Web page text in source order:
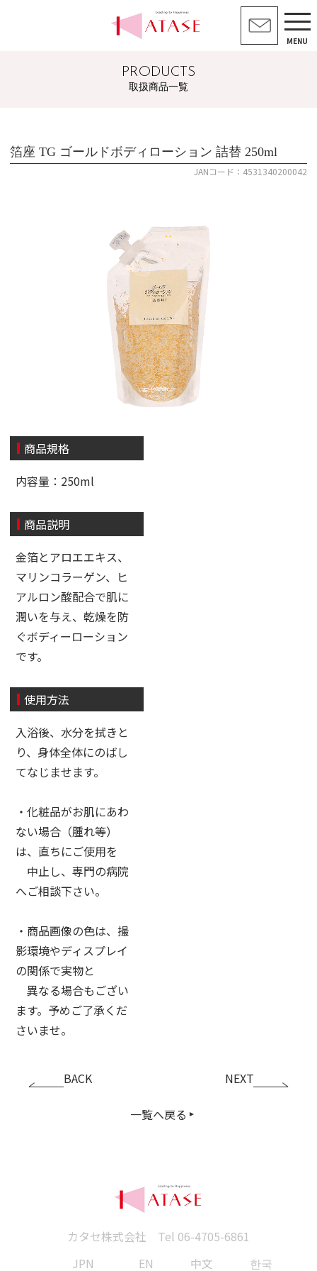
MENU
PRODUCTS
取扱商品一覧
箔座 TG ゴールドボディローション 詰替 250ml
JANコード：4531340200042
商品規格
内容量：250ml
商品説明
金箔とアロエエキス、
マリンコラーゲン、ヒ
アルロン酸配合で肌に
潤いを与え、乾燥を防
ぐボディーローション
です。
使用方法
入浴後、水分を拭きと
り、身体全体にのばし
てなじませます。
・化粧品がお肌にあわ
ない場合（腫れ等）
は、直ちにご使用を
中止し、専門の病院
へご相談下さい。
・商品画像の色は、撮
影環境やディスプレイ
の関係で実物と
異なる場合もござい
ます。予めご了承くだ
さいませ。
BACK
一覧へ戻る
NEXT
カタセ株式会社 Tel 06-4705-6861
JPN
EN 中文 한국